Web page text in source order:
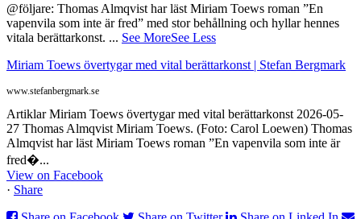
@följare: Thomas Almqvist har läst Miriam Toews roman ”En
vapenvila som inte är fred” med stor behållning och hyllar hennes
vitala berättarkonst. ... See MoreSee Less
Miriam Toews övertygar med vital berättarkonst | Stefan Bergmark
www.stefanbergmark.se
Artiklar Miriam Toews övertygar med vital berättarkonst 2026-05-
27 Thomas Almqvist Miriam Toews. (Foto: Carol Loewen) Thomas
Almqvist har läst Miriam Toews roman ”En vapenvila som inte är
fred�...
View on Facebook
· Share